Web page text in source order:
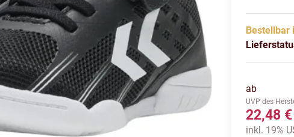
Bestellbar
ab
UVP des
22,48 €
inkl. 19%